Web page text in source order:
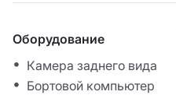
Оборудование
Камера заднего вида
Бортовой компьютер